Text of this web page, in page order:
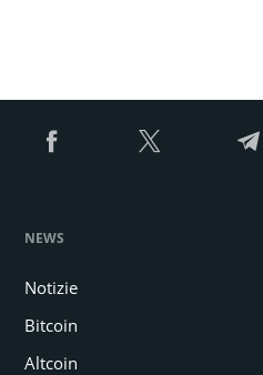
NEWS
Notizie
Bitcoin
Altcoin